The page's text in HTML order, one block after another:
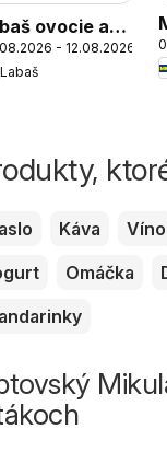
ovocie a
- 12.08.2026
Labaš
Káva Víno
Omáčka